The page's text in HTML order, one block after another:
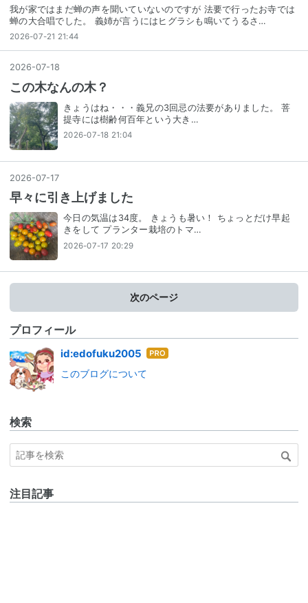
我が家ではまだ蝉の声を聞いていないのですが 法要で行ったお寺では
蝉の大合唱でした。 義姉が言うにはヒグラシも鳴いてうるさ…
2026-07-21 21:44
2026-07-18
この木なんの木？
きょうはね・・・義兄の3回忌の法要がありました。 菩
提寺には樹齢何百年という大き…
2026-07-18 21:04
2026-07-17
早々に引き上げました
今日の気温は34度。 きょうも暑い！ ちょっとだけ早起
きをして プランター栽培のトマ…
2026-07-17 20:29
次のページ
プロフィール
id:edofuku2005 はて
このブログについて
検索
注目記事